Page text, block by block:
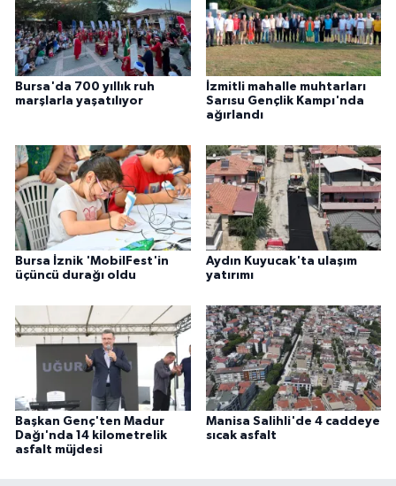
Bursa'da 700 yıllık ruh
marşlarla yaşatılıyor
İzmitli mahalle muhtarları
Sarısu Gençlik Kampı'nda
ağırlandı
Bursa İznik 'MobilFest'in
üçüncü durağı oldu
Aydın Kuyucak'ta ulaşım
yatırımı
Başkan Genç'ten Madur
Dağı'nda 14 kilometrelik
asfalt müjdesi
Manisa Salihli'de 4 caddeye
sıcak asfalt